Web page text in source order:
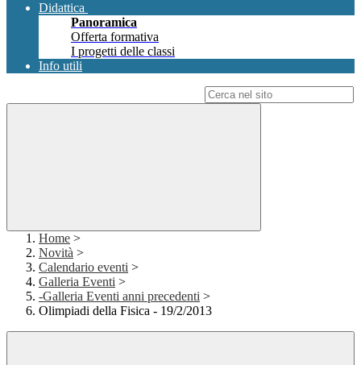
Didattica
Panoramica
Offerta formativa
I progetti delle classi
Info utili
Home >
Novità >
Calendario eventi >
Galleria Eventi >
-Galleria Eventi anni precedenti >
Olimpiadi della Fisica - 19/2/2013